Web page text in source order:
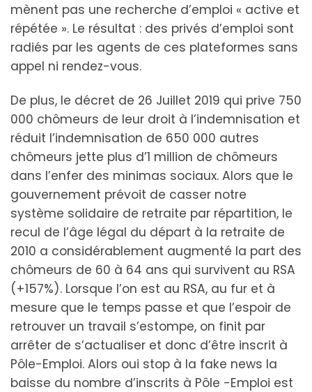
mènent pas une recherche d’emploi « active et
répétée ». Le résultat : des privés d’emploi sont
radiés par les agents de ces plateformes sans
appel ni rendez-vous.
De plus, le décret de 26 Juillet 2019 qui prive 750
000 chômeurs de leur droit à l’indemnisation et
réduit l’indemnisation de 650 000 autres
chômeurs jette plus d’1 million de chômeurs
dans l’enfer des minimas sociaux. Alors que le
gouvernement prévoit de casser notre
système solidaire de retraite par répartition, le
recul de l’âge légal du départ à la retraite de
2010 a considérablement augmenté la part des
chômeurs de 60 à 64 ans qui survivent au RSA
(+157%). Lorsque l’on est au RSA, au fur et à
mesure que le temps passe et que l’espoir de
retrouver un travail s’estompe, on finit par
arrêter de s’actualiser et donc d’être inscrit à
Pôle-Emploi. Alors oui stop à la fake news la
baisse du nombre d’inscrits à Pôle -Emploi est